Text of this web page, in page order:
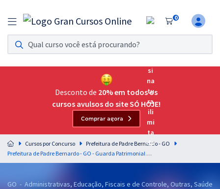
0
Assinatura Ilimitada 11
Acesso a todos os cursos. Teste grátis por 7 dias!
Assinatura OAB Até Passar
Acesso ilimitado a toda preparação para o Exame da
Residências Multiprofissionais
Preparação completa e intensiva para as principais
residências em saúde do Brasil
Desconto de 20% em todos os
cursos avulsos do site SÓ HOJE!
Comprar agora
Cursos por Concurso
Prefeitura de Padre Bernardo - GO
Prefeitura de Padre Bernardo - GO - Guarda Patrimonial Municipal
GO - Administrativas, Educação, Fiscais e de Controle, Outras, Saúde